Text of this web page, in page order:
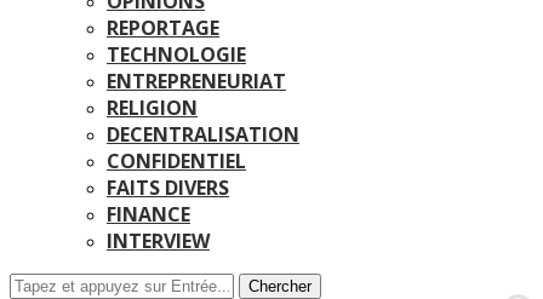
REPORTAGE
TECHNOLOGIE
ENTREPRENEURIAT
RELIGION
DECENTRALISATION
CONFIDENTIEL
FAITS DIVERS
FINANCE
INTERVIEW
Chercher